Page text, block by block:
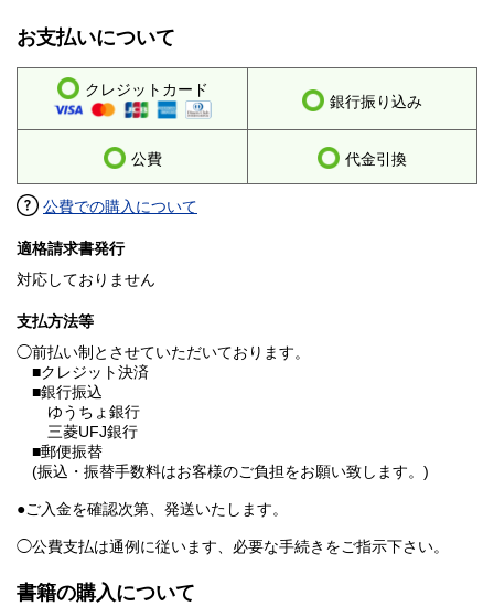
お支払いについて
クレジットカード
銀行振り込み
公費 代金引換
公費での購入について
適格請求書発行
対応しておりません
支払方法等
◯前払い制とさせていただいております。
■クレジット決済
■銀行振込
ゆうちょ銀行
三菱UFJ銀行
■郵便振替
(振込・振替手数料はお客様のご負担をお願い致します。)
●ご入金を確認次第、発送いたします。
◯公費支払は通例に従います、必要な手続きをご指示下さい。
書籍の購入について